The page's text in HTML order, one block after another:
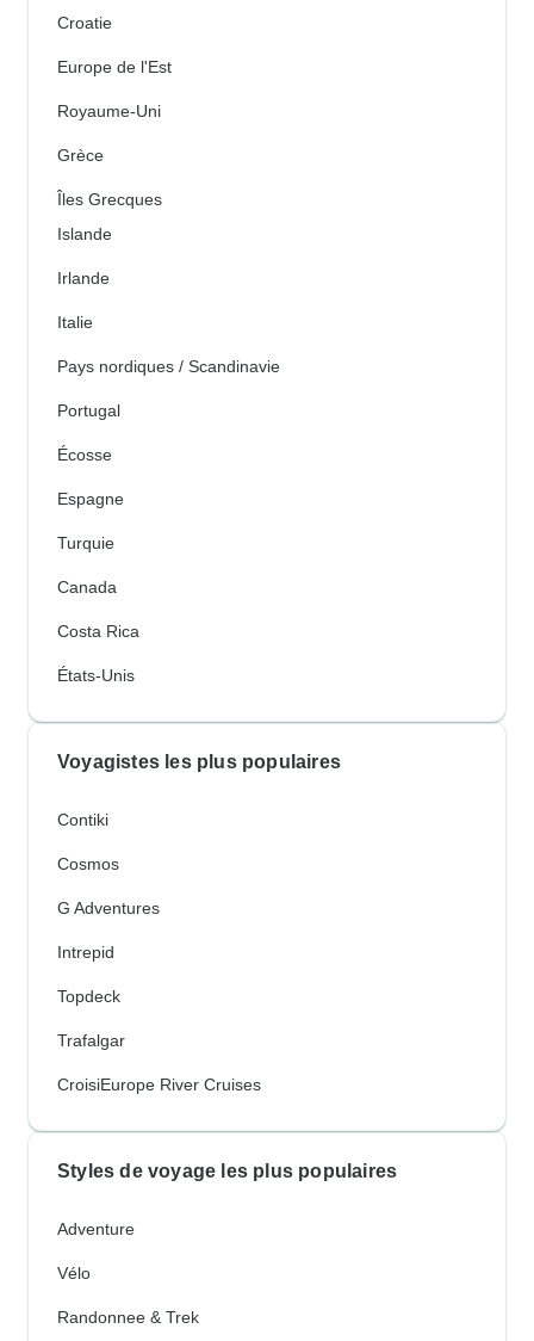
Croatie
Europe de l'Est
Royaume-Uni
Grèce
Îles Grecques
Islande
Irlande
Italie
Pays nordiques / Scandinavie
Portugal
Écosse
Espagne
Turquie
Canada
Costa Rica
États-Unis
Voyagistes les plus populaires
Contiki
Cosmos
G Adventures
Intrepid
Topdeck
Trafalgar
CroisiEurope River Cruises
Styles de voyage les plus populaires
Adventure
Vélo
Randonnee & Trek